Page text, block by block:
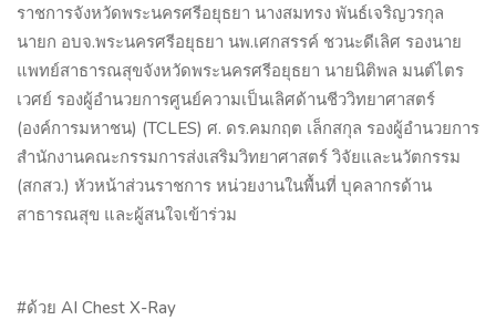
ราชการจังหวัดพระนครศรีอยุธยา นางสมทรง พันธ์เจริญวรกุล
นายก อบจ.พระนครศรีอยุธยา นพ.เศกสรรค์ ชวนะดีเลิศ รองนาย
แพทย์สาธารณสุขจังหวัดพระนครศรีอยุธยา นายนิติพล มนต์ไตร
เวศย์ รองผู้อำนวยการศูนย์ความเป็นเลิศด้านชีววิทยาศาสตร์
(องค์การมหาชน) (TCLES) ศ. ดร.คมกฤต เล็กสกุล รองผู้อำนวยการ
สำนักงานคณะกรรมการส่งเสริมวิทยาศาสตร์ วิจัยและนวัตกรรม
(สกสว.) หัวหน้าส่วนราชการ หน่วยงานในพื้นที่ บุคลากรด้าน
สาธารณสุข และผู้สนใจเข้าร่วม
#ด้วย AI Chest X-Ray